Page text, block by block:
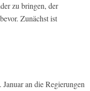
zu bringen, der
Zunächst ist
an die Regierungen